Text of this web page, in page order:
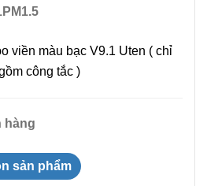
viền màu bạc V9.1 Uten ( chỉ
công tắc )
hàng
sản phẩm